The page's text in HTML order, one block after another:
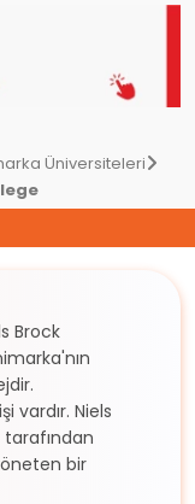
Üniversiteleri
Brock
vardır. Niels
bir